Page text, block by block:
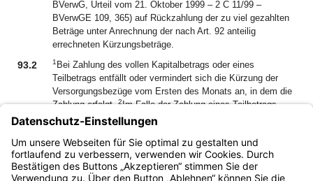
BVerwG, Urteil vom 21. Oktober 1999 – 2 C 11/99 –
BVerwGE 109, 365) auf Rückzahlung der zu viel gezahlten
Beträge unter Anrechnung der nach Art. 92 anteilig
errechneten Kürzungsbeträge.
93.2 1 Bei Zahlung des vollen Kapitalbetrags oder eines
Teilbetrags entfällt oder vermindert sich die Kürzung der
Versorgungsbezüge vom Ersten des Monats an, in dem die
Zahlung erfolgt.2Im Falle der Zahlung eines Teilbetrags
vermindert sich der Kürzungsbetrag in dem Verhältnis, in
dem der Teilbetrag zum vollen Kapitalbetrag steht.
restliche Kapitalbetrag erhöht oder vermindert sich weiterhin
nach Maßgabe des Abs. 1.